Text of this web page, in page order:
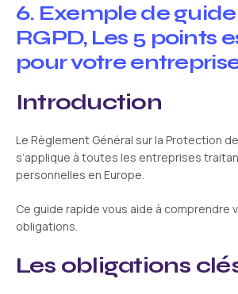
6. Exemple de
RGPD, Les 5 points
pour votre
Introduction
Le Règlement Général sur la Protection
s’applique à toutes les entreprises
personnelles en Europe.
Ce guide rapide vous aide à comprendre
obligations.
Les obligations